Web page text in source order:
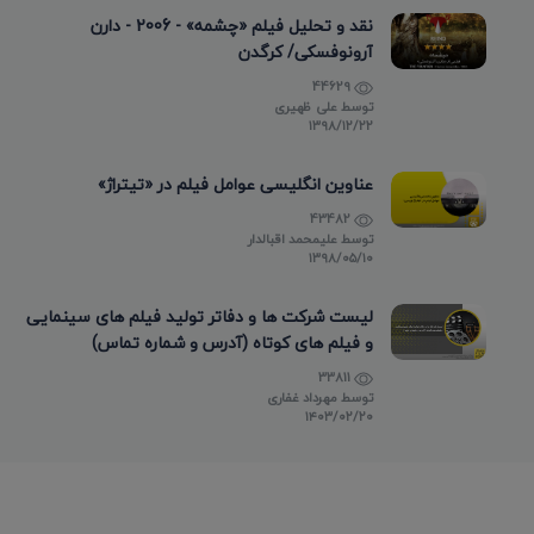
نقد و تحلیل فیلم «چشمه» - 2006 - دارن
آرونوفسکی/ کرگدن
توسطعلی ظهیری
۱۳۹۸/۱۲/۲۲
عناوین انگلیسی عوامل فیلم در «تیتراژ»
توسطعلیمحمد اقبالدار
۱۳۹۸/۰۵/۱۰
لیست شرکت ها و دفاتر تولید فیلم های سینمایی
و فیلم های کوتاه (آدرس و شماره تماس)
توسط مهرداد غفاری
۱۴۰۳/۰۲/۲۰